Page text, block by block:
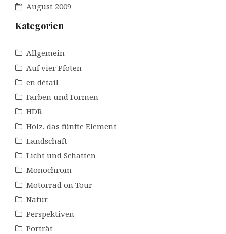
August 2009
Kategorien
Allgemein
Auf vier Pfoten
en détail
Farben und Formen
HDR
Holz, das fünfte Element
Landschaft
Licht und Schatten
Monochrom
Motorrad on Tour
Natur
Perspektiven
Porträt